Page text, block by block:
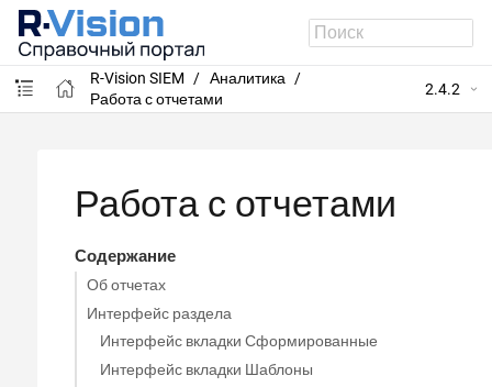
R-Vision SIEM
Аналитика
Работа с отчетами
2.4.2
Работа с отчетами
Содержание
Об отчетах
Интерфейс раздела
Интерфейс вкладки Сформированные
Интерфейс вкладки Шаблоны